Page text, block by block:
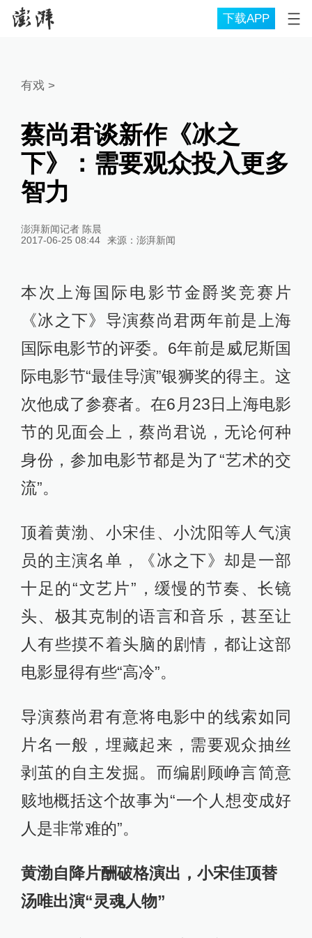
下载APP
有戏 >
蔡尚君谈新作《冰之
下》：需要观众投入更多
智力
澎湃新闻记者 陈晨
2017-06-25 08:44
来源： 澎湃新闻
本次上海国际电影节金爵奖竞赛片
《冰之下》导演蔡尚君两年前是上海
国际电影节的评委。6年前是威尼斯国
际电影节“最佳导演”银狮奖的得主。这
次他成了参赛者。在6月23日上海电影
节的见面会上，蔡尚君说，无论何种
身份，参加电影节都是为了“艺术的交
流”。
顶着黄渤、小宋佳、小沈阳等人气演
员的主演名单，《冰之下》却是一部
十足的“文艺片”，缓慢的节奏、长镜
头、极其克制的语言和音乐，甚至让
人有些摸不着头脑的剧情，都让这部
电影显得有些“高冷”。
导演蔡尚君有意将电影中的线索如同
片名一般，埋藏起来，需要观众抽丝
剥茧的自主发掘。而编剧顾峥言简意
赅地概括这个故事为“一个人想变成好
人是非常难的”。
黄渤自降片酬破格演出，小宋佳顶替
汤唯出演“灵魂人物”